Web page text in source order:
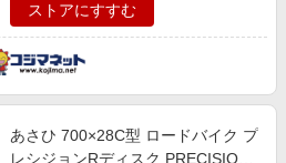
ストアにすすむ
あさひ 700×28C型 ロードバイク プ
レシジョンRディスク PRECISION